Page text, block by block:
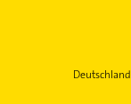
Deutschland